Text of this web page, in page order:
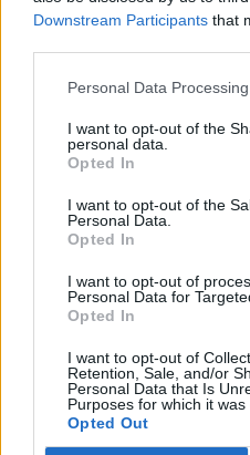
Downstream Participants that
Personal Data
I want to opt-out of the
personal data.
Opted In
I want to opt-out of the
Personal Data.
Opted In
I want to opt-out of
Personal Data for
Opted In
I want to opt-out of
Retention, Sale, and/or
Personal Data that Is
Purposes for which it was
Opted Out
internazionale,
profonda
del gioco come
Nations
rappresenta la
L’integrazione
dotati di un
esperienza,
strada che
una visione in
immediata e lo